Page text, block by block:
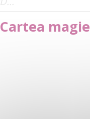
Cartea